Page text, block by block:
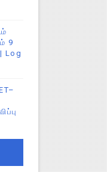
9
Log